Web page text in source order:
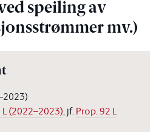
speiling av
mv.)
(2022–2023), jf.Prop. 92 L